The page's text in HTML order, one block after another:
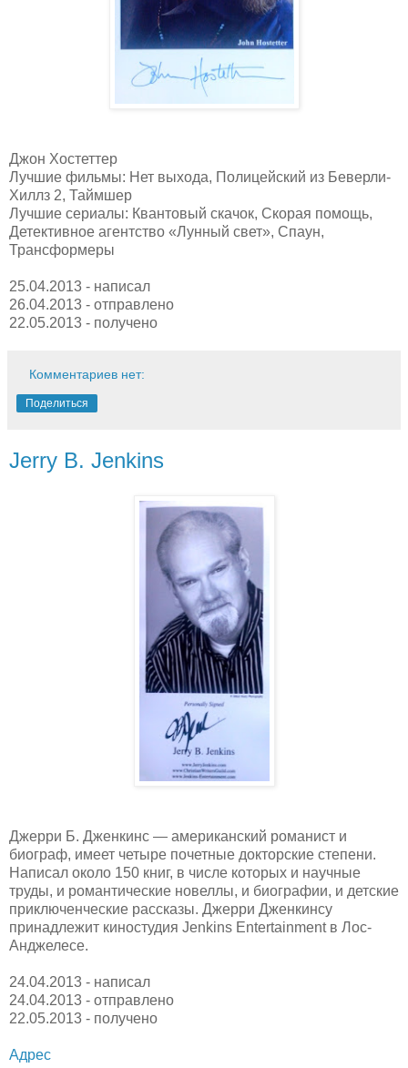
Джон Хостеттер
Лучшие фильмы: Нет выхода, Полицейский из Беверли-
Хиллз 2, Таймшер
Лучшие сериалы: Квантовый скачок, Скорая помощь,
Детективное агентство «Лунный свет», Спаун,
Трансформеры
25.04.2013 - написал
26.04.2013 - отправлено
22.05.2013 - получено
Комментариев нет:
Поделиться
Jerry B. Jenkins
Джерри Б. Дженкинс — американский романист и
биограф, имеет четыре почетные докторские степени.
Написал около 150 книг, в числе которых и научные
труды, и романтические новеллы, и биографии, и детские
приключенческие рассказы. Джерри Дженкинсу
принадлежит киностудия Jenkins Entertainment в Лос-
Анджелесе.
24.04.2013 - написал
24.04.2013 - отправлено
22.05.2013 - получено
Адрес